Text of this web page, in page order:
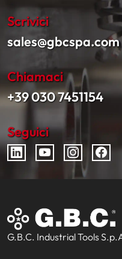
Scrivici
sales@gbcspa.com
Chiamaci
+39 030 7451154
Seguici
G.B.C. Industrial Tools